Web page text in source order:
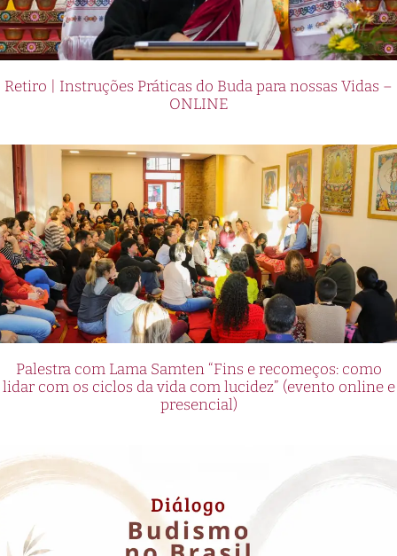
Retiro | Instruções Práticas do Buda para nossas Vidas –
ONLINE
Palestra com Lama Samten “Fins e recomeços: como
lidar com os ciclos da vida com lucidez” (evento online e
presencial)